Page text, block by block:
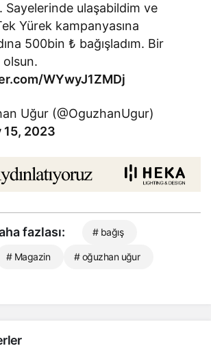
Sayelerinde ulaşabildim ve
Yürek kampanyasına
500bin ₺ bağışladım. Bir
olsun.
WYwyJ1ZMDj
Uğur (@OguzhanUgur)
15, 2023
fazlası: # bağış
# Magazin # oğuzhan uğur